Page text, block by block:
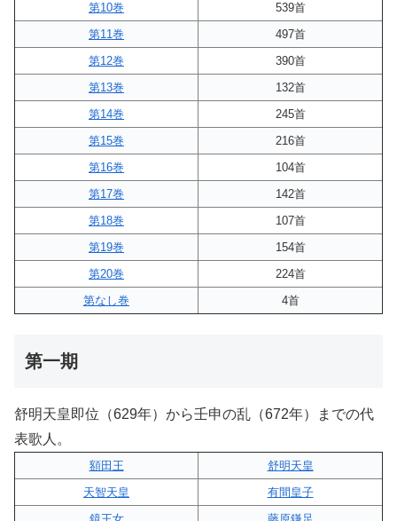
第10巻
539首
第11巻
497首
第12巻
390首
第13巻
132首
第14巻
245首
第15巻
216首
第16巻
104首
第17巻
142首
第18巻
107首
第19巻
154首
第20巻
224首
第なし巻
4首
第一期
舒明天皇即位（629年）から壬申の乱（672年）までの代
表歌人。
額田王
舒明天皇
天智天皇
有間皇子